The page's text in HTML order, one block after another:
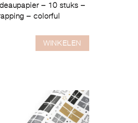
– 10 stuks –
– colorful
WINKELEN